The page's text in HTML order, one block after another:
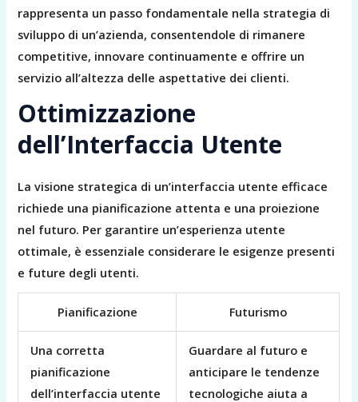
rappresenta un passo fondamentale nella strategia di
sviluppo di un’azienda, consentendole di rimanere
competitive, innovare continuamente e offrire un
servizio all’altezza delle aspettative dei clienti.
Ottimizzazione
dell’Interfaccia Utente
La visione strategica di un’interfaccia utente efficace
richiede una pianificazione attenta e una proiezione
nel futuro. Per garantire un’esperienza utente
ottimale, è essenziale considerare le esigenze presenti
e future degli utenti.
Pianificazione Futurismo
Una corretta
pianificazione
dell’interfaccia utente
Guardare al futuro e
anticipare le tendenze
tecnologiche aiuta a